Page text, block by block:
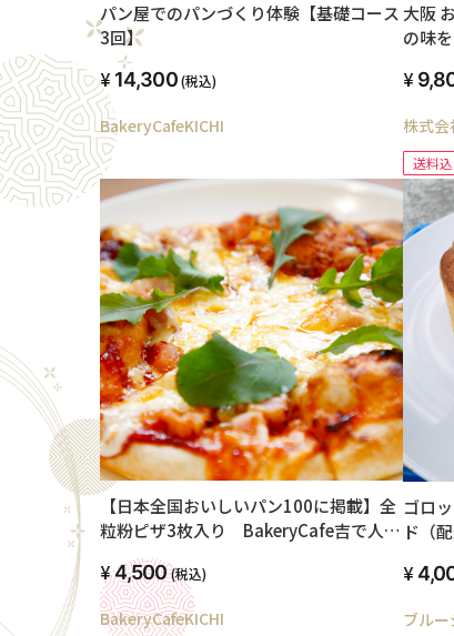
パン屋でのパンづくり体験【基礎コース
3回】
14,300(税込)
BakeryCafeKICHI
大阪
の味をおうち
詰め
株式
送料
【日本全国おいしいパン100に掲載】全
粒粉ピザ3枚入り BakeryCafe吉で人気
ランチをお届け
4,500(税込)
BakeryCafeKICHI
ゴロ
ド（
ブル